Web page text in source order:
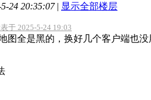
24 20:35:07 | 显示全部楼层
于 2025-5-24 19:03
图全是黑的，换好几个客户端也